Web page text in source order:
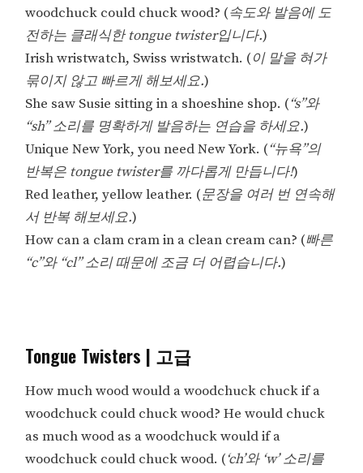
woodchuck could chuck wood? (속도와 발음에 도
전하는 클래식한 tongue twister입니다.)
Irish wristwatch, Swiss wristwatch. (이 말을 혀가
묶이지 않고 빠르게 해보세요.)
She saw Susie sitting in a shoeshine shop. (“s”와
“sh” 소리를 명확하게 발음하는 연습을 하세요.)
Unique New York, you need New York. (“뉴욕”의
반복은 tongue twister를 까다롭게 만듭니다!)
Red leather, yellow leather. (문장을 여러 번 연속해
서 반복 해보세요.)
How can a clam cram in a clean cream can? (빠른
“c”와 “cl” 소리 때문에 조금 더 어렵습니다.)
Tongue Twisters | 고급
How much wood would a woodchuck chuck if a
woodchuck could chuck wood? He would chuck
as much wood as a woodchuck would if a
woodchuck could chuck wood. (‘ch’와 ‘w’ 소리를